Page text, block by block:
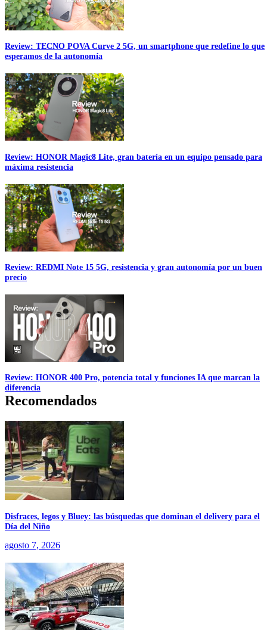
Review: TECNO POVA Curve 2 5G, un smartphone que redefine lo que
esperamos de la autonomía
Review: HONOR Magic8 Lite, gran batería en un equipo pensado para
máxima resistencia
Review: REDMI Note 15 5G, resistencia y gran autonomía por un buen
precio
Review: HONOR 400 Pro, potencia total y funciones IA que marcan la
diferencia
Recomendados
Disfraces, legos y Bluey: las búsquedas que dominan el delivery para el
Día del Niño
agosto 7, 2026